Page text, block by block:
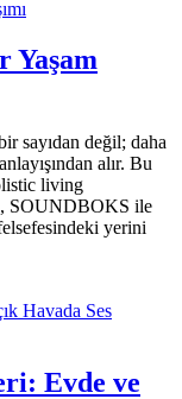
Yaşam
sayıdan değil; daha
alır. Bu
living
SOUNDBOKS ile
yerini
Evde ve